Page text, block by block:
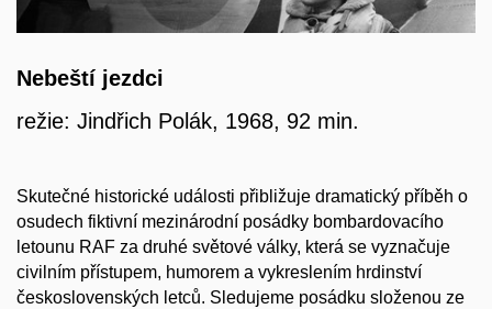
Nebeští jezdci
režie: Jindřich Polák, 1968, 92 min.
Skutečné historické události přibližuje dramatický příběh o
osudech fiktivní mezinárodní posádky bombardovacího
letounu RAF za druhé světové války, která se vyznačuje
civilním přístupem, humorem a vykreslením hrdinství
československých letců. Sledujeme posádku složenou ze